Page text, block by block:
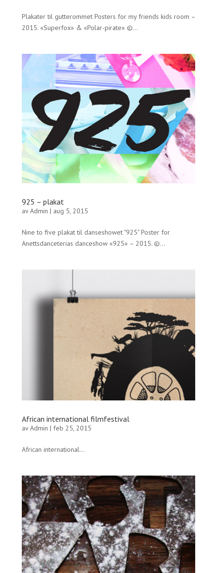
Plakater til gutterommet Posters for my friends kids room –
2015. «Superfox» & «Polar-pirate» ©...
925 – plakat
avAdmin | aug 5, 2015
Nine to five plakat til danseshowet "925" Poster for
Anettsdanceterias danceshow «925» – 2015. ©...
African international filmfestival
avAdmin | feb 25, 2015
African international...